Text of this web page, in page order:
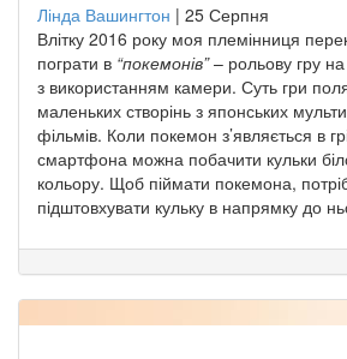
Лінда Вашингтон | 25 Серпня
Влітку 2016 року моя племінниця
пограти в “покемонів”– рольову гру
з використанням камери. Суть гри
маленьких створінь з японських
фільмів. Коли покемон з’являється в
смартфона можна побачити кульки
кольору. Щоб піймати покемона,
підштовхувати кульку в напрямку до